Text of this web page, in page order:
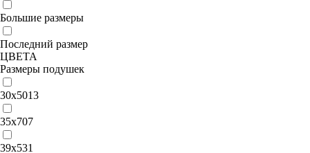
Большие размеры
Последний размер
ЦВЕТА
Размеры подушек
30х5013
35х707
39x531